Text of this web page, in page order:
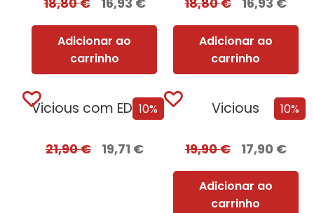
Adicionar ao
carrinho
Adicionar ao
carrinho
10%
Vicious com EDGES
21,90€ 19,71 €
10%
Vicious
19,90€ 17,90 €
Adicionar ao
carrinho